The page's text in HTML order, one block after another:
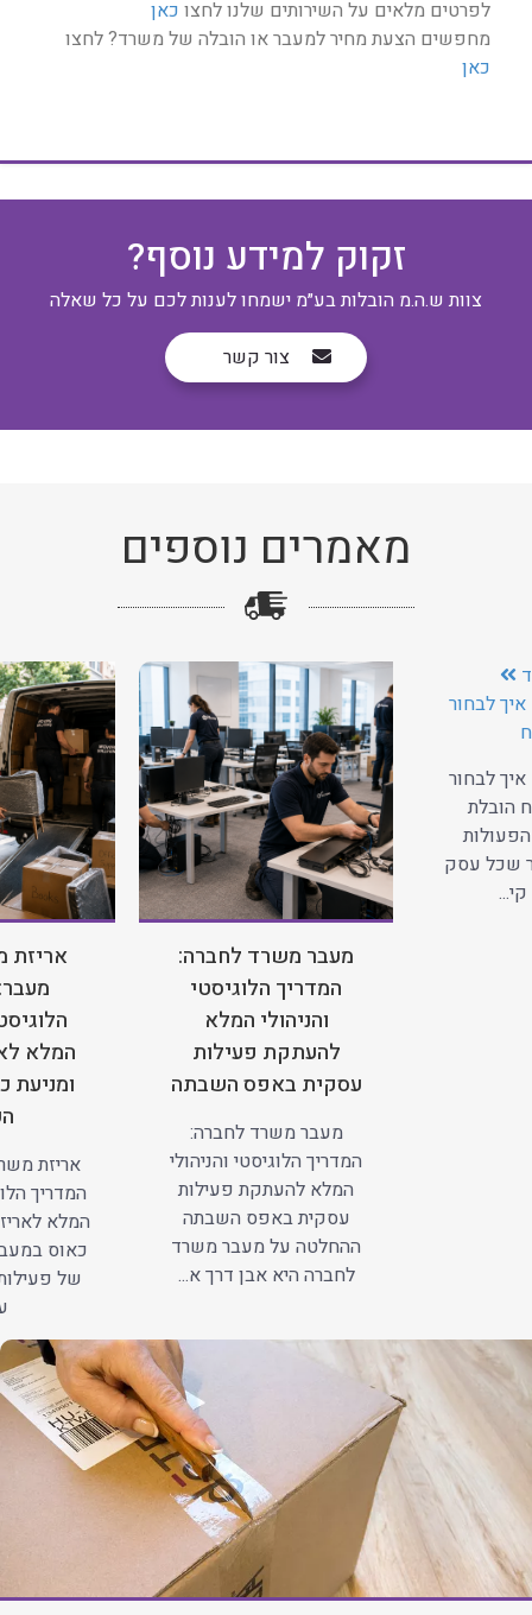
לפרטים מלאים על השירותים שלנו לחצו כאן
מחפשים הצעת מחיר למעבר או הובלה של משרד? לחצו
כאן
זקוק למידע נוסף?
צוות ש.ה.מ הובלות בע״מ ישמחו לענות לכם על כל שאלה
צור קשר
מאמרים נוספים
לבחור
לבחור
הובלת
שכל עסק
מעבר משרד לחברה:
המדריך הלוגיסטי
והניהולי המלא
להעתקת פעילות
עסקית באפס השבתה
מעבר משרד לחברה:
המדריך הלוגיסטי והניהולי
המלא להעתקת פעילות
עסקית באפס השבתה
ההחלטה על מעבר משרד
לחברה היא אבן דרך א...
אריזת
המלא
ומניעת
אריזת
המדריך
המלא
כאוס
של